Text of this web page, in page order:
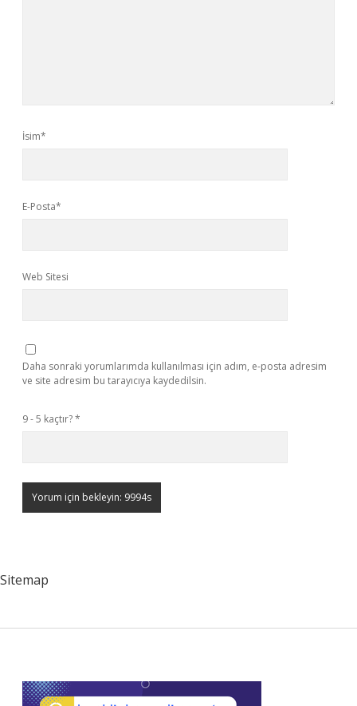
İsim*
E-Posta*
Web Sitesi
Daha sonraki yorumlarımda kullanılması için adım, e-posta adresim
ve site adresim bu tarayıcıya kaydedilsin.
9 - 5 kaçtır?*
Sitemap
Sidebar